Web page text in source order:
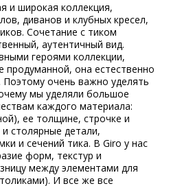
и широкая коллекция,
диванов и клубных кресел,
Сочетание с тиком
аутентичный вид.
героями коллекции,
продуманной, она естественно
Поэтому очень важно уделять
мы уделяли большое
каждого материала:
ее толщине, строчке и
столярные детали,
и сечений тика. В Giro у нас
форм, текстур и
между элементами для
И все же все